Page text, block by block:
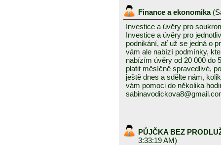
Finance a ekonomika (
Investice a úvěry pro
Investice a úvěry pro
podnikání, ať už se jedná o
vám ale nabízí podmínky,
nabízím úvěry od 20 000 do
platit měsíčně spravedlivé,
ještě dnes a sdělte nám,
vám pomoci do několika
PŮJČKA BEZ
3:33:19 AM)